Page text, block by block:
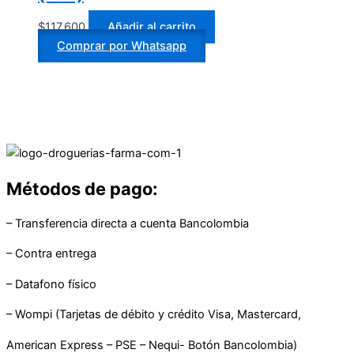
$117.600
Añadir al carrito
Comprar por Whatsapp
Métodos de pago:
– Transferencia directa a cuenta Bancolombia
– Contra entrega
– Datafono físico
– Wompi (Tarjetas de débito y crédito Visa, Mastercard,
American Express – PSE – Nequi- Botón Bancolombia)